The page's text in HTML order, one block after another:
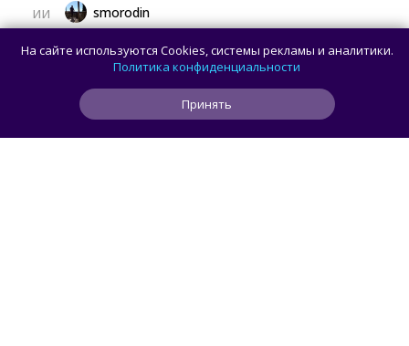
ИИ smorodin
OpenAI приостановила работу над ИИ-
моделью Astra: всё из-за превышения
порога кибербезопасности
На сайте используются Cookies, системы рекламы и аналитики.
Политика конфиденциальности
Принять